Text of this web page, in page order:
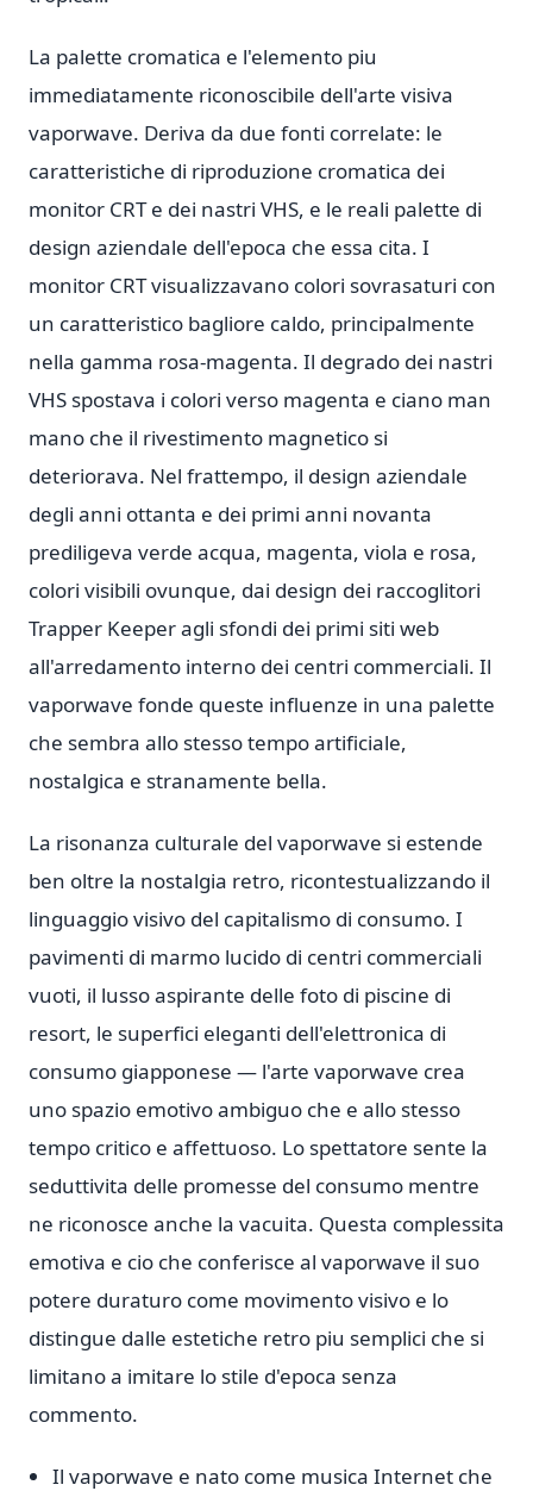
La palette cromatica e l'elemento piu
immediatamente riconoscibile dell'arte visiva
vaporwave. Deriva da due fonti correlate: le
caratteristiche di riproduzione cromatica dei
monitor CRT e dei nastri VHS, e le reali palette di
design aziendale dell'epoca che essa cita. I
monitor CRT visualizzavano colori sovrasaturi con
un caratteristico bagliore caldo, principalmente
nella gamma rosa-magenta. Il degrado dei nastri
VHS spostava i colori verso magenta e ciano man
mano che il rivestimento magnetico si
deteriorava. Nel frattempo, il design aziendale
degli anni ottanta e dei primi anni novanta
prediligeva verde acqua, magenta, viola e rosa,
colori visibili ovunque, dai design dei raccoglitori
Trapper Keeper agli sfondi dei primi siti web
all'arredamento interno dei centri commerciali. Il
vaporwave fonde queste influenze in una palette
che sembra allo stesso tempo artificiale,
nostalgica e stranamente bella.
La risonanza culturale del vaporwave si estende
ben oltre la nostalgia retro, ricontestualizzando il
linguaggio visivo del capitalismo di consumo. I
pavimenti di marmo lucido di centri commerciali
vuoti, il lusso aspirante delle foto di piscine di
resort, le superfici eleganti dell'elettronica di
consumo giapponese — l'arte vaporwave crea
uno spazio emotivo ambiguo che e allo stesso
tempo critico e affettuoso. Lo spettatore sente la
seduttivita delle promesse del consumo mentre
ne riconosce anche la vacuita. Questa complessita
emotiva e cio che conferisce al vaporwave il suo
potere duraturo come movimento visivo e lo
distingue dalle estetiche retro piu semplici che si
limitano a imitare lo stile d'epoca senza
commento.
Il vaporwave e nato come musica Internet che